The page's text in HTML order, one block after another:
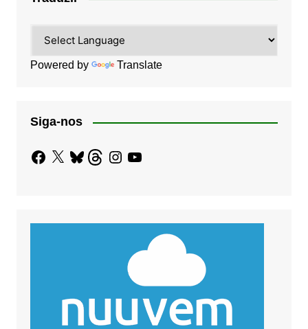
Powered by Translate
Siga-nos
Facebook
X BlueskyThreadsInstagram
YouTube